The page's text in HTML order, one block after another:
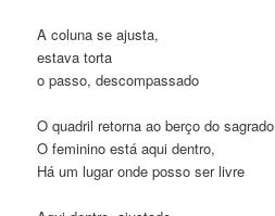
A coluna se ajusta,
estava torta
o passo, descompassado
O quadril retorna ao berço do sagrado
O feminino está aqui dentro,
Há um lugar onde posso ser livre